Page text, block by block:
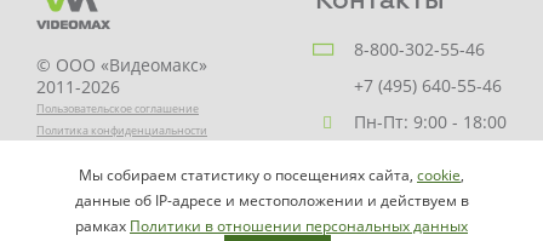
© ООО «Видеомакс»
2011-2026
Пользовательское соглашение
Политика конфиденциальности
НАПИСАТЬ
РУКОВОДИТЕЛЮ
8-800-302-55-46
+7 (495) 640-55-46
Пн-Пт: 9:00 - 18:00
info@videomax.ru
Мы собираем статистику о посещениях сайта, cookie,
данные об IP-адресе и местоположении и действуем в
рамках Политики в отношении персональных данных